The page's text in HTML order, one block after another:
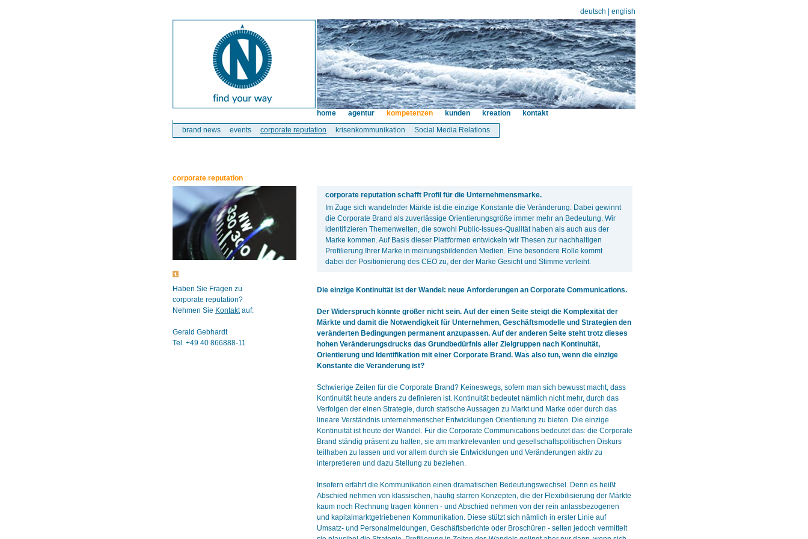
brand news events corporate reputation krisenkommunikation Social Media Relations
deutsch english
home agentur kompetenzen kunden kreation kontakt
corporate reputation
Haben Sie Fragen zu
corporate reputation?
Nehmen Sie Kontaktauf:
Gerald Gebhardt
Tel. +49 40 866888-11
corporate reputation schafft Profil für die Unternehmensmarke.
Im Zuge sich wandelnder Märkte ist die einzige Konstante die Veränderung. Dabei gewinnt
die Corporate Brand als zuverlässige Orientierungsgröße immer mehr an Bedeutung. Wir
identifizieren Themenwelten, die sowohl Public-Issues-Qualität haben als auch aus der
Marke kommen. Auf Basis dieser Plattformen entwickeln wir Thesen zur nachhaltigen
Profilierung Ihrer Marke in meinungsbildenden Medien. Eine besondere Rolle kommt
dabei der Positionierung des CEO zu, der der Marke Gesicht und Stimme verleiht.
Die einzige Kontinuität ist der Wandel: neue Anforderungen an Corporate Communications.
Der Widerspruch könnte größer nicht sein. Auf der einen Seite steigt die Komplexität der
Märkte und damit die Notwendigkeit für Unternehmen, Geschäftsmodelle und Strategien den
veränderten Bedingungen permanent anzupassen. Auf der anderen Seite steht trotz dieses
hohen Veränderungsdrucks das Grundbedürfnis aller Zielgruppen nach Kontinuität,
Orientierung und Identifikation mit einer Corporate Brand. Was also tun, wenn die einzige
Konstante die Veränderung ist?
Schwierige Zeiten für die Corporate Brand? Keineswegs, sofern man sich bewusst macht, dass
Kontinuität heute anders zu definieren ist. Kontinuität bedeutet nämlich nicht mehr, durch das
Verfolgen der einen Strategie, durch statische Aussagen zu Markt und Marke oder durch das
lineare Verständnis unternehmerischer Entwicklungen Orientierung zu bieten. Die einzige
Kontinuität ist heute der Wandel. Für die Corporate Communications bedeutet das: die Corporate
Brand ständig präsent zu halten, sie am marktrelevanten und gesellschaftspolitischen Diskurs
teilhaben zu lassen und vor allem durch sie Entwicklungen und Veränderungen aktiv zu
interpretieren und dazu Stellung zu beziehen.
Insofern erfährt die Kommunikation einen dramatischen Bedeutungswechsel. Denn es heißt
Abschied nehmen von klassischen, häufig starren Konzepten, die der Flexibilisierung der Märkte
kaum noch Rechnung tragen können - und Abschied nehmen von der rein anlassbezogenen
und kapitalmarktgetriebenen Kommunikation. Diese stützt sich nämlich in erster Linie auf
Umsatz- und Personalmeldungen, Geschäftsberichte oder Broschüren - selten jedoch vermittelt